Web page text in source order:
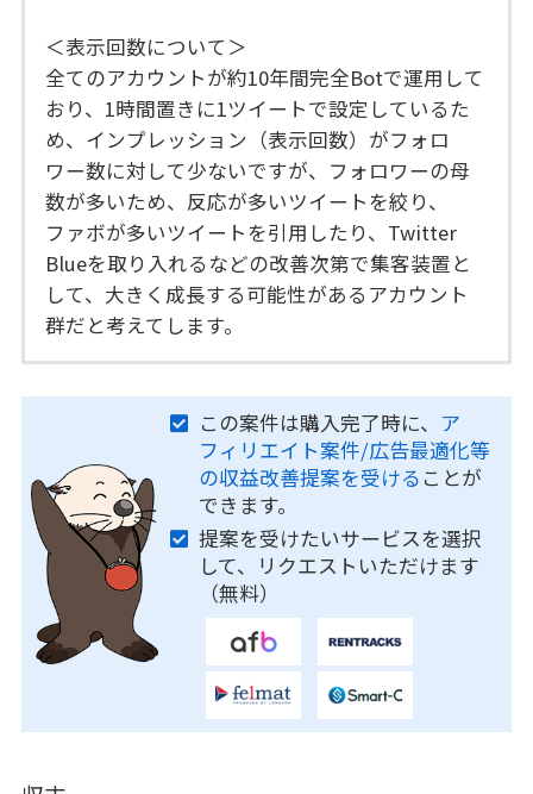
＜表示回数について＞
全てのアカウントが約10年間完全Botで運用して
おり、1時間置きに1ツイートで設定しているた
め、インプレッション（表示回数）がフォロ
ワー数に対して少ないですが、フォロワーの母
数が多いため、反応が多いツイートを絞り、
ファボが多いツイートを引用したり、Twitter
Blueを取り入れるなどの改善次第で集客装置と
して、大きく成長する可能性があるアカウント
群だと考えてします。
この案件は購入完了時に、 ア
フィリエイト案件/広告最適化等
の収益改善提案を受ける ことが
できます。
提案を受けたいサービスを選択
して、リクエストいただけます
（無料）